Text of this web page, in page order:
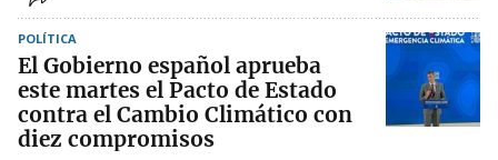
POLÍTICA
El Gobierno español aprueba
este martes el Pacto de Estado
contra el Cambio Climático con
diez compromisos